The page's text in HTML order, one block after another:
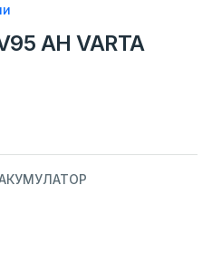
AH VARTA